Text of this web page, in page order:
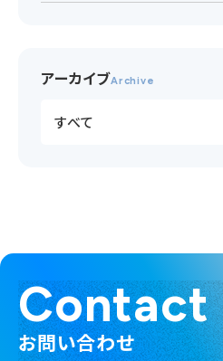
アーカイブArchive
お問い合わせ
Contact